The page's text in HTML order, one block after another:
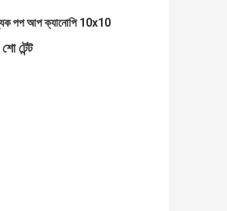
পপ আপ ক্যানোপি 10x10
টেন্ট